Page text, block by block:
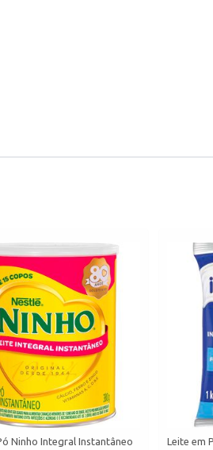
Ninho Integral Instantâneo
Leite em